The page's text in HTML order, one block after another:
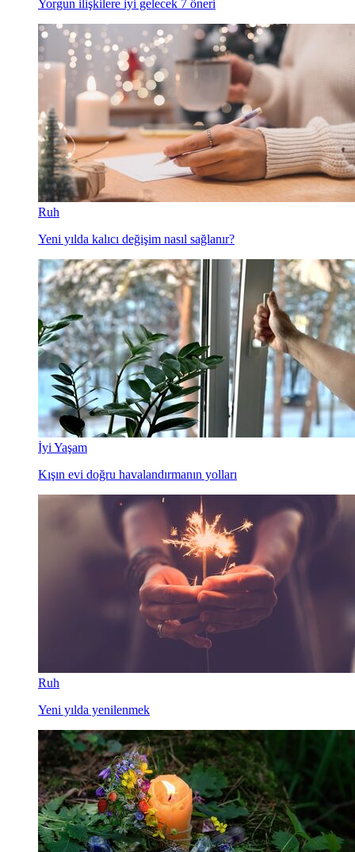
Yorgun ilişkilere iyi gelecek 7 öneri
Ruh
Yeni yılda kalıcı değişim nasıl sağlanır?
İyi Yaşam
Kışın evi doğru havalandırmanın yolları
Ruh
Yeni yılda yenilenmek